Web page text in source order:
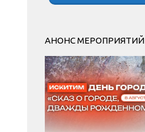
АНОНС МЕРОПРИЯТИЙ